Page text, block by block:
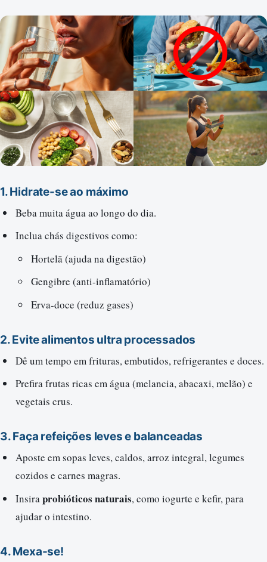
1.Hidrate-se ao máximo
Beba muita água ao longo do dia.
Inclua chás digestivos como:
Hortelã (ajuda na digestão)
Gengibre (anti-inflamatório)
Erva-doce (reduz gases)
2.Evite alimentos ultra processados
Dê um tempo em frituras, embutidos, refrigerantes e doces.
Prefira frutas ricas em água (melancia, abacaxi, melão) e
vegetais crus.
3.Faça refeições leves e balanceadas
Aposte em sopas leves, caldos, arroz integral, legumes
cozidos e carnes magras.
Insiraprobióticos naturais, como iogurte e kefir, para
ajudar o intestino.
4.Mexa-se!